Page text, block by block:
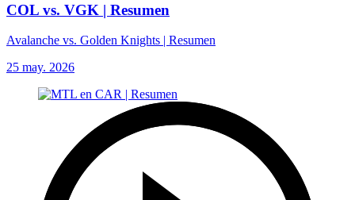
COL vs. VGK | Resumen
Avalanche vs. Golden Knights | Resumen
25 may. 2026